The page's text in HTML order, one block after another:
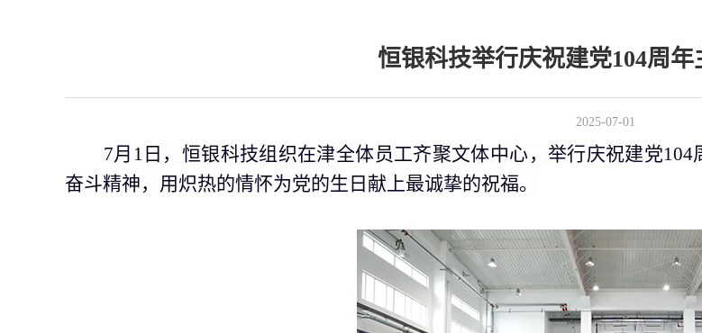
恒银科技举行庆祝建党104周
2025-07-01
7月1日，恒银科技组织在津全体员工齐聚文体中心，举行庆祝建党
奋斗精神，用炽热的情怀为党的生日献上最诚挚的祝福。